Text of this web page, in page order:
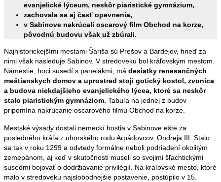
evanjelické lýceum, neskôr piaristické gymnázium,
zachovala sa aj časť opevnenia,
v Sabinove nakrúcali oscarový film Obchod na korze,
pôvodnú budovu však už zbúrali.
Najhistorickejšími mestami Šariša sú Prešov a Bardejov, hneď za
nimi však nasleduje Sabinov. V stredoveku bol kráľovským mestom.
Námestie, hoci susedí s panelákmi, má desiatky renesančných
meštianskych domov a uprostred stojí gotický kostol, zvonica
a budova niekdajšieho evanjelického lýcea, ktoré sa neskôr
stalo piaristickým gymnáziom. Tabuľa na jednej z budov
pripomína nakrúcanie oscarového filmu Obchod na korze.
Mestské výsady dostali nemeckí hostia v Sabinove ešte za
posledného kráľa z uhorského rodu Arpádovcov, Ondreja III. Stalo
sa tak v roku 1299 a odvtedy formálne neboli podriadení okolitým
zemepánom, aj keď v skutočnosti museli so svojimi šľachtickými
susedmi bojovať o dodržiavanie privilégií. Na kráľovské mesto, ktoré
malo v stredoveku najslobodnejšie postavenie, postúpilo v 15.